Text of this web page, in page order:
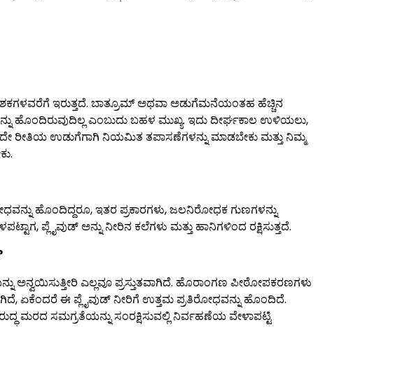
ಇರುತ್ತದೆ. ಬಾತ್ರೂಮ್ ಅಥವಾ ಅಡುಗೆಮನೆಯಂತಹ ಹೆಚ್ಚಿನ
ಹೊಂದಿರುವುದಿಲ್ಲ ಎಂಬುದು ಬಹಳ ಮುಖ್ಯ. ಇದು ದೀರ್ಘಕಾಲ ಉಳಿಯಲು,
ರೀತಿಯ ಉಡುಗೆಗಾಗಿ ನಿಯಮಿತ ತಪಾಸಣೆಗಳನ್ನು ಮಾಡಬೇಕು ಮತ್ತು ನಿಮ್ಮ
ಹೊಂದಿದ್ದರೂ, ಇತರ ಪ್ರಕಾರಗಳು, ಜಲನಿರೋಧಕ ಗುಣಗಳನ್ನು
ಪ್ಲೈವುಡ್ ಅನ್ನು ನೀರಿನ ಕಲೆಗಳು ಮತ್ತು ಹಾನಿಗಳಿಂದ ರಕ್ಷಿಸುತ್ತದೆ.
ಅನ್ವಯಿಸುತ್ತೀರಿ ಎಲ್ಲವೂ ಪ್ರಸ್ತುತವಾಗಿದೆ. ಹೊರಾಂಗಣ ಪೀಠೋಪಕರಣಗಳು
ಏಕೆಂದರೆ ಈ ಪ್ಲೈವುಡ್ ನೀರಿಗೆ ಉತ್ತಮ ಪ್ರತಿರೋಧವನ್ನು ಹೊಂದಿದೆ.
ಮರದ ಸಮಗ್ರತೆಯನ್ನು ಸಂರಕ್ಷಿಸುವಲ್ಲಿ ನಿರ್ವಹಣೆಯ ವೇಳಾಪಟ್ಟಿ